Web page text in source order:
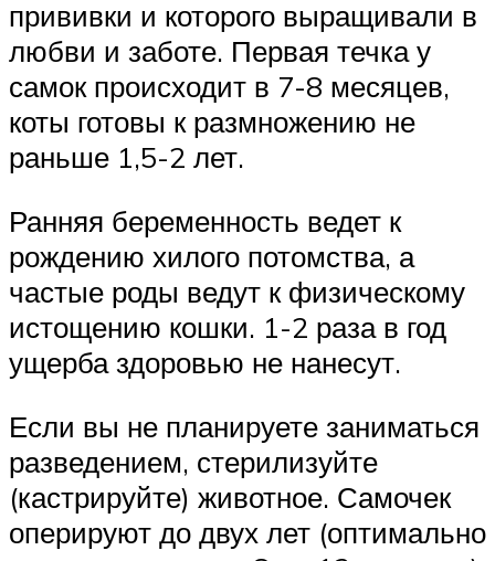
прививки и которого выращивали в
любви и заботе. Первая течка у
самок происходит в 7-8 месяцев,
коты готовы к размножению не
раньше 1,5-2 лет.
Ранняя беременность ведет к
рождению хилого потомства, а
частые роды ведут к физическому
истощению кошки. 1-2 раза в год
ущерба здоровью не нанесут.
Если вы не планируете заниматься
разведением, стерилизуйте
(кастрируйте) животное. Самочек
оперируют до двух лет (оптимально